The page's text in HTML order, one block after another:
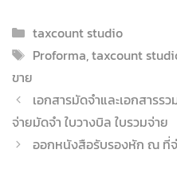
Categories
taxcount studio
Tags
Proforma,taxcount
ขาย
เอกสารมัดจำและเอกสาร
จ่ายมัดจำ ใบวางบิล ใบรวมจ่าย
ออกหนังสือรับรองหัก ณ ที่